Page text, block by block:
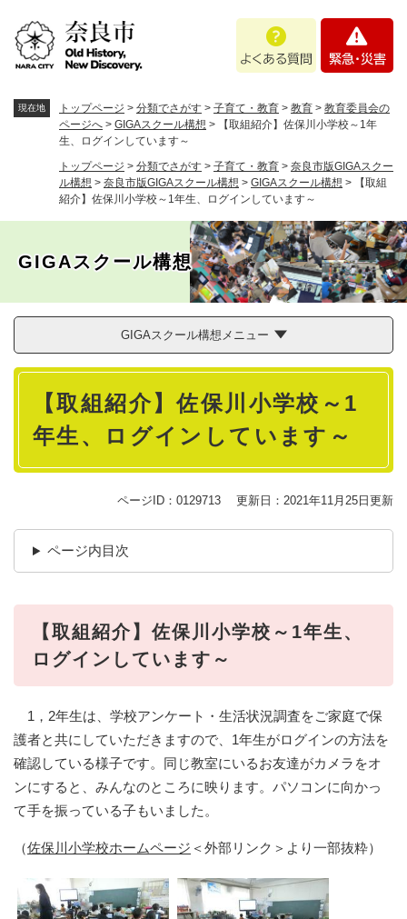
あ
問
・
現在地 トップページ > 分類でさがす > 子育て・教育 > 教育 > 教育委員会の
ページへ > GIGAスクール構想 >
【取組紹介】佐保川小学校～1年
生、ログインしています～
トップページ > 分類でさがす > 子育て・教育 > 奈良市版GIGAスクー
ル構想 > 奈良市版GIGAスクール構想 > GIGAスクール構想 >
【取組
紹介】佐保川小学校～1年生、ログインしています～
GIGAスクール構想
GIGAスクール構想メニュー
本
【取組紹介】佐保川小学校～1
年生、ログインしています～
ページID：0129713 更新日：2021年11月25日更新
ページ内目次
【取組紹介】佐保川小学校～1年生、
ログインしています～
1，2年生は、学校アンケート・生活状況調査をご家庭で保
護者と共にしていただきますので、1年生がログインの方法を
確認している様子です。同じ教室にいるお友達がカメラをオ
ンにすると、みんなのところに映ります。パソコンに向かっ
て手を振っている子もいました。
（佐保川小学校ホームページ ＜外部リンク＞ より一部抜粋）